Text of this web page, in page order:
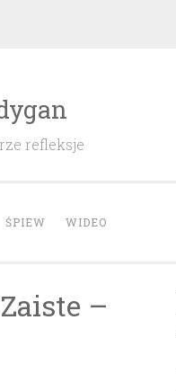
refleksje
ŚPIEW WIDEO
–